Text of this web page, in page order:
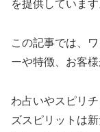
を提供しています
この記事では、
ーや特徴、お客
わ占いやスピリ
ズスピリットは